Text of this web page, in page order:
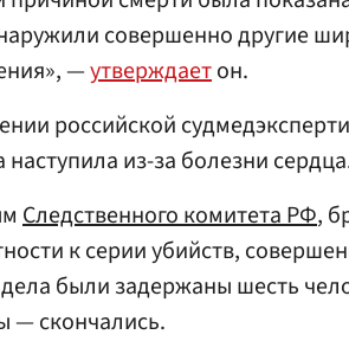
совершенно другие
—утверждаетон.
российской
из-за болезни
Следственного комитетаРФ,
к серии убийств,
были задержаны шесть
— скончались.